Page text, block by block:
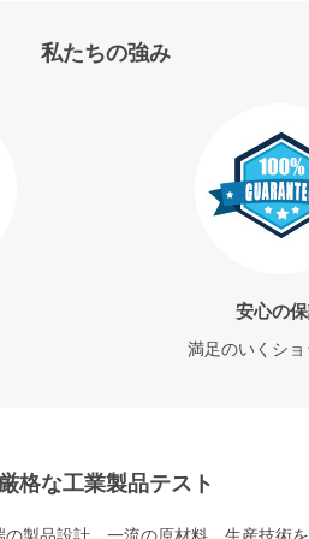
私たちの強み
安心の
満足のいくシ
厳格な工業製品テスト